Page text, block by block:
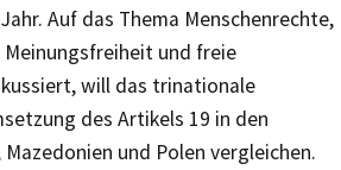
Auf das Thema Menschenrechte,
und freie
will das trinationale
des Artikels 19 in den
und Polen vergleichen.